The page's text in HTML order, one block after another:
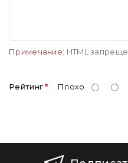
Примечание: HTML
Рейтинг Плохо